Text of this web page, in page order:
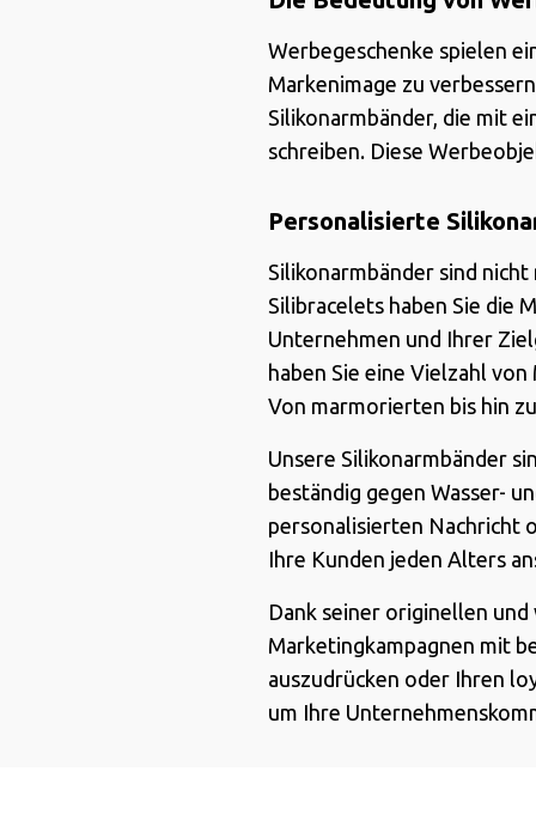
Werbegeschenke spielen
Markenimage zu
Silikonarmbänder, die mit
schreiben. Diese
Personalisierte
Silikonarmbänder sind
Silibracelets haben Sie die
Unternehmen und Ihrer
haben Sie eine Vielzahl
Von marmorierten bis hin
Unsere Silikonarmbänder
beständig gegen Wasser-
personalisierten Nachricht
Ihre Kunden jeden Alters
Dank seiner originellen
Marketingkampagnen mit
auszudrücken oder Ihren
um Ihre